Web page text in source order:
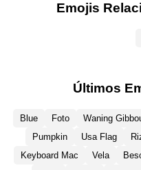
Emojis
Últimos
Blue Foto Waning
Pumpkin
Usa Flag
Keyboard Mac
Vela